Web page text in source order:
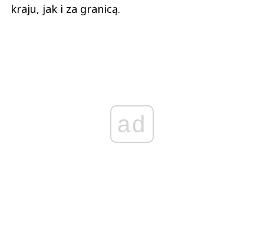
kraju, jak i za granicą.
ad